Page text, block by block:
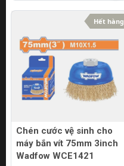
Hết hàng
Chén cước vệ sinh cho
máy bắn vít 75mm 3inch
Wadfow WCE1421